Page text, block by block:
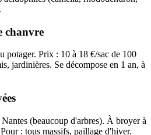
chanvre
potager. Prix : 10 à 18 €/sac de 100
jardinières. Se décompose en 1 an, à
(beaucoup d'arbres). À broyer à
: tous massifs, paillage d'hiver.